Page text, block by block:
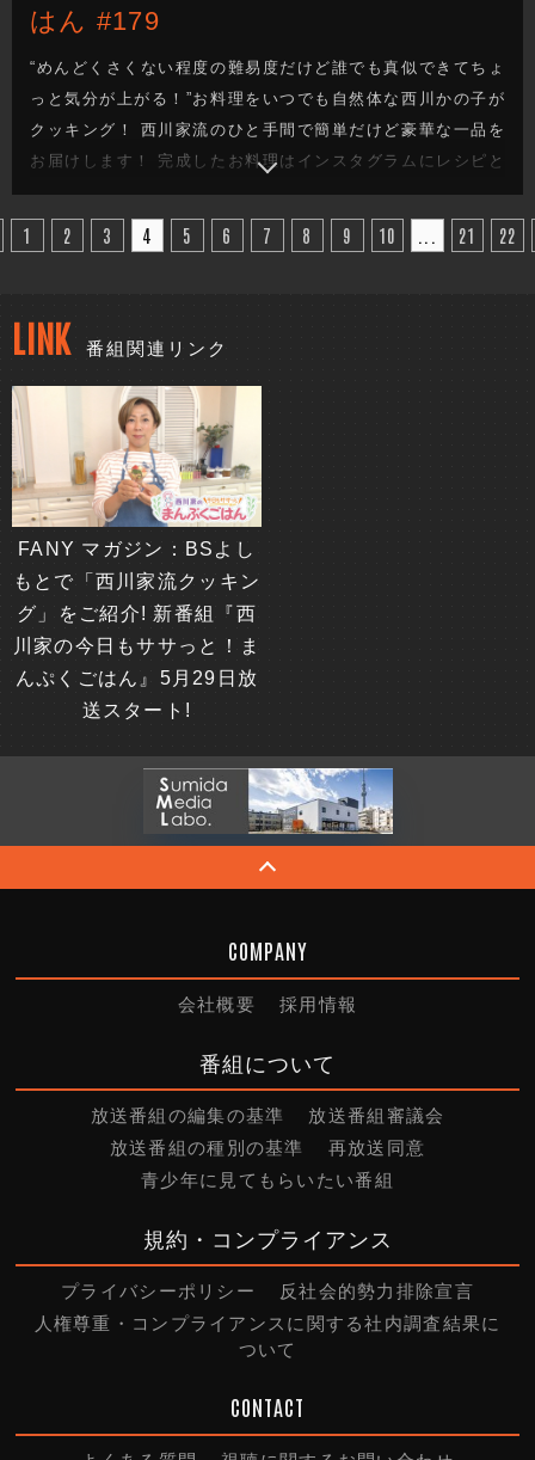
はん #179
“めんどくさくない程度の難易度だけど誰でも真似できてちょ
っと気分が上がる！”お料理をいつでも自然体な西川かの子が
クッキング！ 西川家流のひと手間で簡単だけど豪華な一品を
お届けします！ 完成したお料理はインスタグラムにレシピと
一緒にあげていきます！
1 2 3 4 5 6 7 8 9 10 21 22
LINK 番組関連リンク
FANY マガジン：BSよし
もとで「西川家流クッキン
グ」をご紹介! 新番組『西
川家の今日もササっと！ま
んぷくごはん』5月29日放
送スタート!
COMPANY
会社概要 採用情報
番組について
放送番組の編集の基準
放送番組審議会
放送番組の種別の基準
再放送同意
青少年に見てもらいたい番組
規約・コンプライアンス
プライバシーポリシー
反社会的勢力排除宣言
人権尊重・コンプライアンスに関する社内調査結果に
ついて
CONTACT